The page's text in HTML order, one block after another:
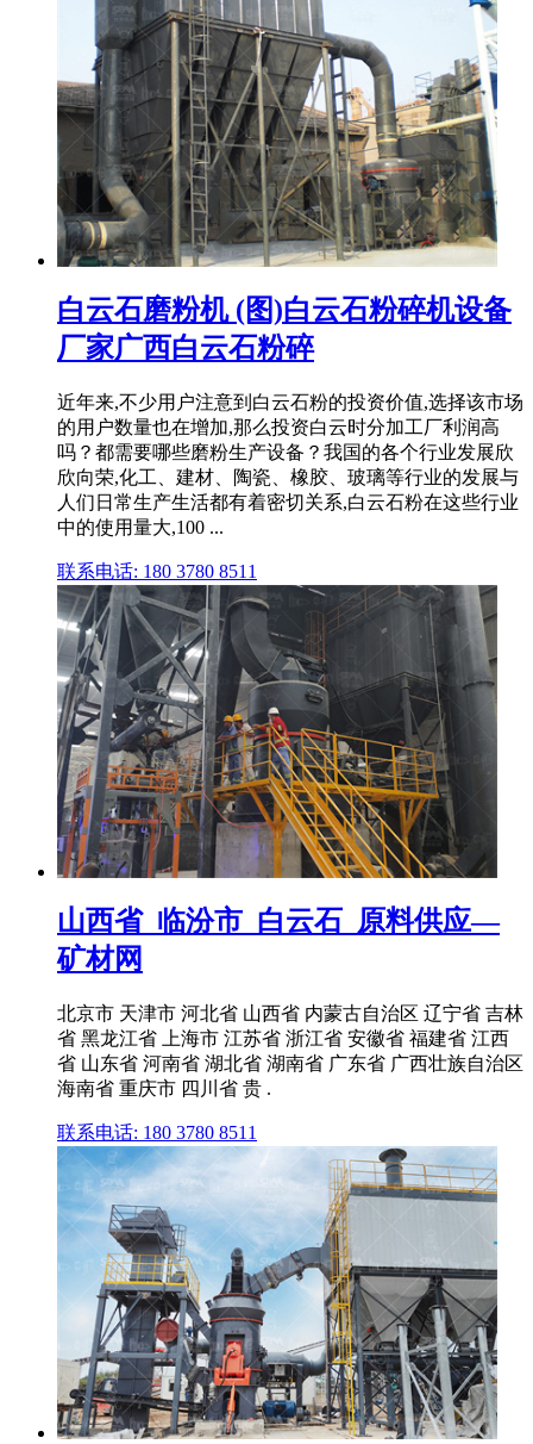
白云石磨粉机 (图)白云石粉碎机设备
厂家广西白云石粉碎
近年来,不少用户注意到白云石粉的投资价值,选择该市场
的用户数量也在增加,那么投资白云时分加工厂利润高
吗？都需要哪些磨粉生产设备？我国的各个行业发展欣
欣向荣,化工、建材、陶瓷、橡胶、玻璃等行业的发展与
人们日常生产生活都有着密切关系,白云石粉在这些行业
中的使用量大,100 ...
联系电话: 180 3780 8511
山西省_临汾市_白云石_原料供应—
矿材网
北京市 天津市 河北省 山西省 内蒙古自治区 辽宁省 吉林
省 黑龙江省 上海市 江苏省 浙江省 安徽省 福建省 江西
省 山东省 河南省 湖北省 湖南省 广东省 广西壮族自治区
海南省 重庆市 四川省 贵 .
联系电话: 180 3780 8511